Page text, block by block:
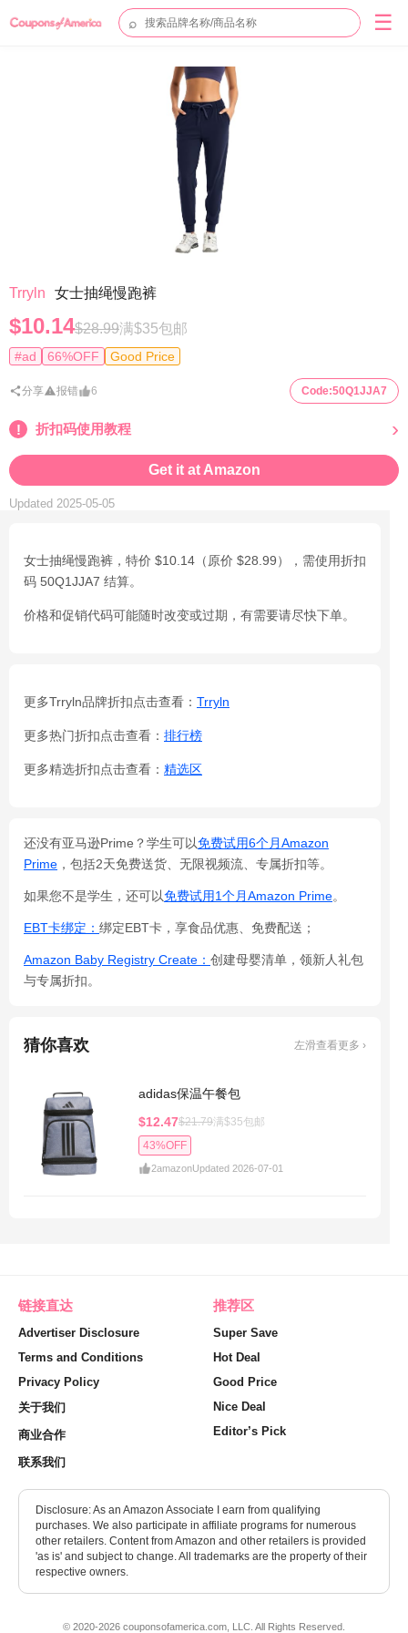
⌕ ☰
Trryln 女士抽绳慢跑裤
$10.14$28.99满$35包邮
#ad 66%OFF Good Price
分享 报错 6 Code:50Q1JJA7
折扣码使用教程
Get it at Amazon
Updated 2025-05-05
女士抽绳慢跑裤，特价 $10.14（原价 $28.99），需使用折扣
码 50Q1JJA7 结算。
价格和促销代码可能随时改变或过期，有需要请尽快下单。
更多Trryln品牌折扣点击查看： Trryln
更多热门折扣点击查看： 排行榜
更多精选折扣点击查看： 精选区
还没有亚马逊Prime？学生可以免费试用6个月Amazon
Prime ，包括2天免费送货、无限视频流、专属折扣等。
如果您不是学生，还可以免费试用1个月Amazon Prime。
EBT卡绑定： 绑定EBT卡，享食品优惠、免费配送；
Amazon Baby Registry Create： 创建母婴清单，领新人礼包
与专属折扣。
猜你喜欢 左滑查看更多 ›
adidas保温午餐包
$12.47$21.79满$35包邮
43%OFF
2amazonUpdated 2026-07-01
链接直达
Advertiser Disclosure
Terms and Conditions
Privacy Policy
关于我们
商业合作
联系我们
推荐区
Super Save
Hot Deal
Good Price
Nice Deal
Editor’s Pick
Disclosure: As an Amazon Associate I earn from qualifying
purchases. We also participate in affiliate programs for numerous
other retailers. Content from Amazon and other retailers is provided
'as is' and subject to change. All trademarks are the property of their
respective owners.
© 2020-2026 couponsofamerica.com, LLC. All Rights Reserved.